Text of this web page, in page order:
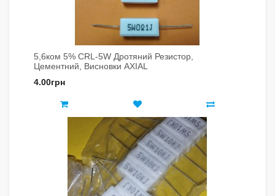
5,6ком 5% CRL-5W Дротяний Резистор,
Цементний, Висновки AXIAL
4.00грн